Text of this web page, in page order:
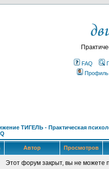
FAQ
Профиль
ТИГЕЛЬ - Практическая
Автор Просмотров
Этот форум закрыт, вы не можете